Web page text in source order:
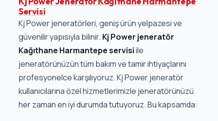
Servisi
Kj Power jeneratörleri, geniş ürün yelpazesi ve
güvenilir yapısıyla bilinir. Kj Power jeneratör
Kağıthane Harmantepe servisiile
jeneratörünüzün tüm bakım ve tamir ihtiyaçlarını
profesyonelce karşılıyoruz. Kj Power jeneratör
kullanıcılarına özel hizmetlerimizle jeneratörünüzü
her zaman en iyi durumda tutuyoruz. Bu kapsamda: